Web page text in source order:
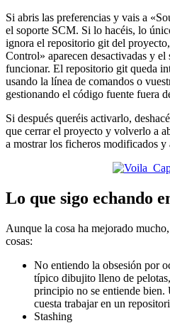
Si abris las preferencias y vais a
el soporte SCM. Si lo hacéis, lo
ignora el repositorio git del
Control» aparecen desactivadas y el
funcionar. El repositorio git queda
usando la línea de comandos o
gestionando el código fuente fuera
Si después queréis activarlo,
que cerrar el proyecto y volverlo a
a mostrar los ficheros modificados y
Lo que sigo echando
Aunque la cosa ha mejorado
cosas:
No entiendo la obsesión por
típico dibujito lleno de
principio no se entiende bien.
cuesta trabajar en un
Stashing